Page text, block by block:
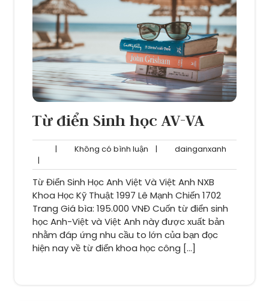
Từ điển Sinh học AV-VA
| Không có bình luận Không
bình
luận
| dainganxanh
|
Từ Điển Sinh Học Anh Việt Và Việt Anh NXB
Khoa Học Kỹ Thuật 1997 Lê Mạnh Chiến 1702
Trang Giá bìa: 195.000 VNĐ Cuốn từ điển sinh
học Anh-Việt và Việt Anh này được xuất bản
nhằm đáp ứng nhu cầu to lớn của bạn đọc
hiện nay về từ điển khoa học công […]